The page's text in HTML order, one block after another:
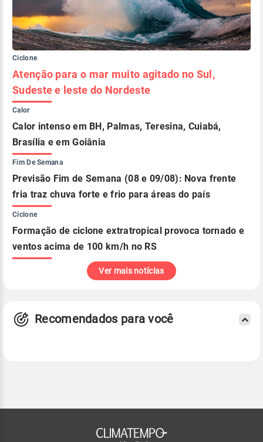
Ciclone
Atenção para o mar muito agitado no Sul,
Sudeste e leste do Nordeste
Calor
Calor intenso em BH, Palmas, Teresina, Cuiabá,
Brasília e em Goiânia
Fim De Semana
Previsão Fim de Semana (08 e 09/08): Nova frente
fria traz chuva forte e frio para áreas do país
Ciclone
Formação de ciclone extratropical provoca tornado e
ventos acima de 100 km/h no RS
Ver mais notícias
Recomendados para você